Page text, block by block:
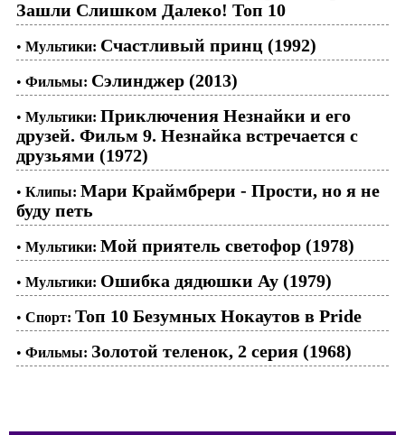
Зашли Слишком Далеко! Топ 10
• Мультики: Счастливый принц (1992)
• Фильмы: Сэлинджер (2013)
• Мультики: Приключения Незнайки и его
друзей. Фильм 9. Незнайка встречается с
друзьями (1972)
• Клипы: Мари Краймбрери - Прости, но я не
буду петь
• Мультики: Мой приятель светофор (1978)
• Мультики: Ошибка дядюшки Ау (1979)
• Спорт: Топ 10 Безумных Нокаутов в Pride
• Фильмы: Золотой теленок, 2 серия (1968)